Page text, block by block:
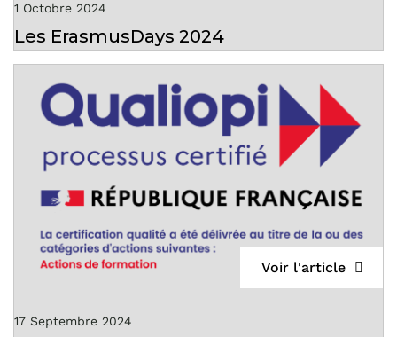
Les ErasmusDays 2024
1 Octobre 2024
17 Septembre 2024
Voir l'article